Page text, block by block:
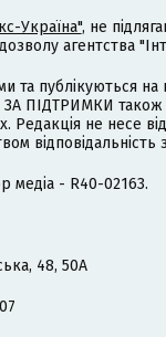
Україна", не
агентства
публікуються на
ПІДТРИМКИ
Редакція не несе
медіа - R40-02163.
48, 50А